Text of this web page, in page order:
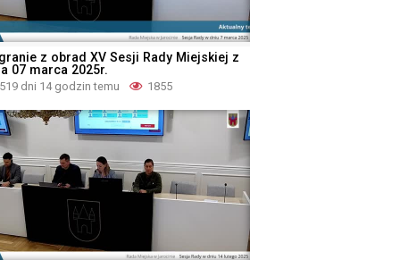
z obrad XV Sesji Rady Miejskiej z
07 marca 2025r.
519 dni 14 godzin temu 1855